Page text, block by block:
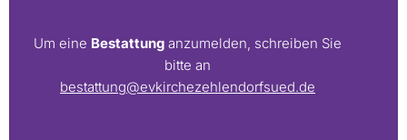
Um eine Bestattung anzumelden, schreiben Sie
bitte an
bestattung@evkirchezehlendorfsued.de